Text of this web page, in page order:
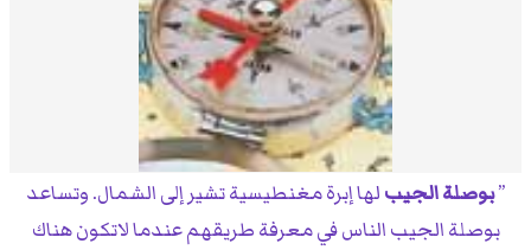
بوصلة الجيبلها إبرة مغنطيسية تشير إلى الشمال. وتساعد
بوصلة الجيب الناس في معرفة طريقهم عندما لاتكون هناك